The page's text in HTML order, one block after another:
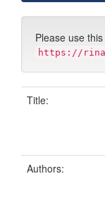
Please use
https://
Title:
Authors: